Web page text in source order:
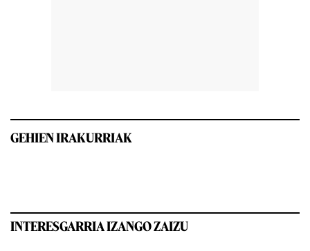
GEHIEN IRAKURRIAK
INTERESGARRIA IZANGO ZAIZU